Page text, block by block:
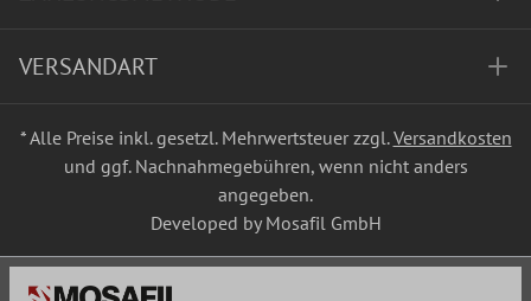
VERSANDART
* Alle Preise inkl. gesetzl. Mehrwertsteuer zzgl.Versandkosten
und ggf. Nachnahmegebühren, wenn nicht anders
angegeben.
Developed by Mosafil GmbH